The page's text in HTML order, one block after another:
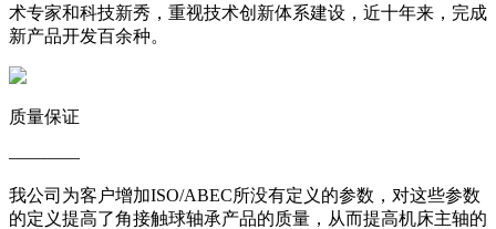
术专家和科技新秀，重视技术创新体系建设，近十年来，完成
新产品开发百余种。
质量保证
————
我公司为客户增加ISO/ABEC所没有定义的参数，对这些参数
的定义提高了角接触球轴承产品的质量，从而提高机床主轴的